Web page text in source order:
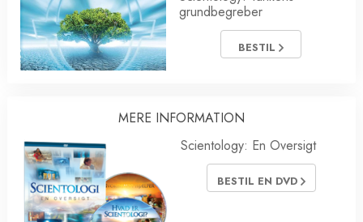
grundbegreber
BESTIL
MERE INFORMATION
Scientology: En Oversigt
BESTIL EN DVD